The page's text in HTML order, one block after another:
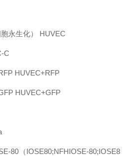
永生化） HUVEC
C
HUVEC+RFP
HUVEC+GFP
80 （IOSE80;NFHIOSE-80;IOSE8